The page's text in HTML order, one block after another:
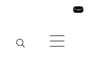
Vragen?